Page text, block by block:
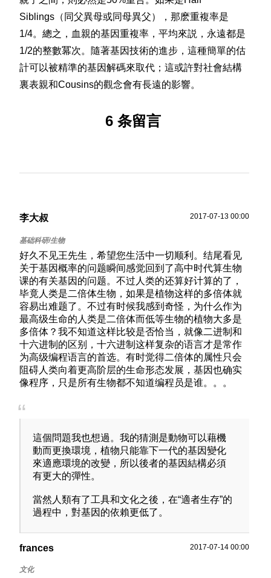
Siblings（同父異母或同母異父），那麽重複率是
1/4。總之，血親的基因重複率，平均來説，永遠都是
1/2的整數冪次。隨著基因技術的進步，這種簡單的估
計可以被精準的基因解碼來取代；這或許對社會結構
裏表親和Cousins的觀念會有長遠的影響。
6 条留言
李大叔 2017-07-13 00:00
好久不见王先生，希望您生活中一切顺利。结尾看见
关于基因概率的问题瞬间感觉回到了高中时代算生物
课的有关基因的问题。不过人类的还算好计算的了，
毕竟人类是二倍体生物，如果是植物这样的多倍体就
容易出难题了。不过有时候我感到奇怪，为什么作为
最高级生命的人类是二倍体而低等生物的植物大多是
多倍体？我不知道这样比较是否恰当，就像二进制和
十六进制的区别，十六进制这样复杂的语言才是常作
为高级编程语言的首选。有时觉得二倍体的属性只会
阻碍人类向着更高阶层的生命形态发展，基因也确实
像程序，只是所有生物都不知道编程员是谁。。。
這個問題我也想過。我的猜測是動物可以藉機
動而更換環境，植物只能靠下一代的基因變化
來適應環境的改變，所以後者的基因結構必須
有更大的彈性。
當然人類有了工具和文化之後，在“適者生存”的
過程中，對基因的依賴更低了。
frances 2017-07-14 00:00